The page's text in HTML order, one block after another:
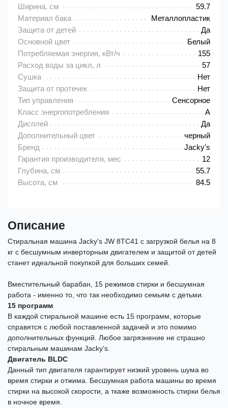
Ширина, см
59.7
Материал бака
Металлопластик
Защита от детей
Да
Основной цвет
Белый
Потребляемая энергия, кВт/ч
155
Расход воды за цикл, л
57
Сушка
Нет
Защита от протечек
Нет
Тип управления
Сенсорное
Класс энергопотребления
A
Дисплей
Да
Дополнительный цвет
черный
Бренд
Jacky's
Гарантия производителя, мес
12
Глубина, см
55.7
Высота, см
84.5
Описание
Стиральная машина Jacky's JW 8TC41 с загрузкой белья на 8
кг с бесшумным инверторным двигателем и защитой от детей
станет идеальной покупкой для больших семей.
Вместительный барабан, 15 режимов стирки и бесшумная
работа - именно то, что так необходимо семьям с детьми.
15 программ
В каждой стиральной машине есть 15 программ, которые
справятся с любой поставленной задачей и это помимо
дополнительных функций. Любое загрязнение не страшно
стиральным машинам Jacky’s.
Двигатель BLDC
Данный тип двигателя гарантирует низкий уровень шума во
время стирки и отжима. Бесшумная работа машины во время
стирки на высокой скорости, а ткаже возможность стирки белья
в ночное время.